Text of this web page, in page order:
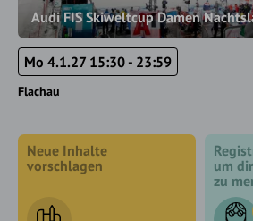
Audi FIS Skiweltcup Damen
Mo 4.1.27 15:30 - 23:59
Flachau
Neue Inhalte
vorschlagen
um
zu